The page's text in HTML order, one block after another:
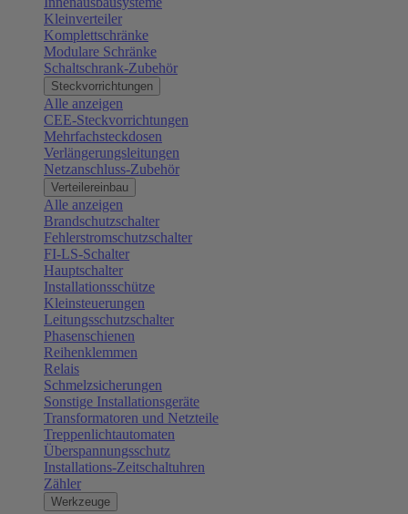
Kleinverteiler
Komplettschränke
Modulare Schränke
Schaltschrank-Zubehör
Steckvorrichtungen
Alle anzeigen
CEE-Steckvorrichtungen
Mehrfachsteckdosen
Verlängerungsleitungen
Netzanschluss-Zubehör
Verteilereinbau
Alle anzeigen
Brandschutzschalter
Fehlerstromschutzschalter
FI-LS-Schalter
Hauptschalter
Installationsschütze
Kleinsteuerungen
Leitungsschutzschalter
Phasenschienen
Reihenklemmen
Relais
Schmelzsicherungen
Sonstige Installationsgeräte
Transformatoren und Netzteile
Treppenlichtautomaten
Überspannungsschutz
Installations-Zeitschaltuhren
Zähler
Werkzeuge